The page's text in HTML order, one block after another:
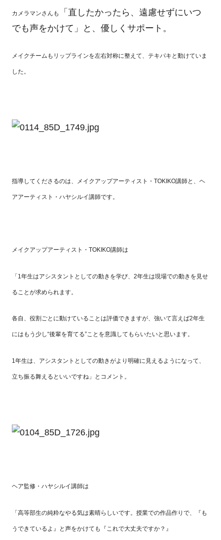
カメラマンさんも
「直したかったら、遠慮せずにいつ
でも声をかけて」と、優しくサポート。
メイクチームもリップラインを左右対称に整えて、テキパキと動けていま
した。
指導してくださるのは、メイクアップアーティスト・TOKIKO講師と、ヘ
アアーティスト・ハヤシルイ講師です。
メイクアップアーティスト・TOKIKO講師は
「1年生はアシスタントとしての動きを学び、2年生は現場での動きを見せ
ることが求められます。
各自、役割ごとに動けていることは評価できますが、強いて言えば2年生
にはもう少し“後輩を育てる”ことを意識してもらいたいと思います。
1年生は、アシスタントとしての動きがより明確に見えるようになって、
立ち振る舞えるといいですね」とコメント。
ヘア監修・ハヤシルイ講師は
「高等部生の純粋なやる気は素晴らしいです。授業での作品作りで、『も
うできているよ』と声をかけても『これで大丈夫ですか？』